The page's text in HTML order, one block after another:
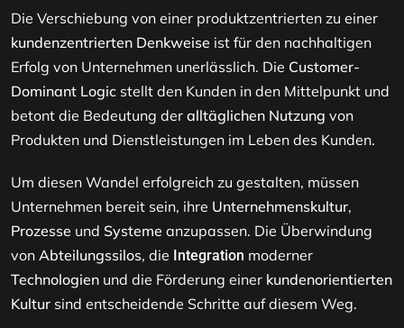
Die Verschiebung von einer produktzentrierten zu einer
kundenzentrierten Denkweise ist für den nachhaltigen
Erfolg von Unternehmen unerlässlich. Die Customer-
Dominant Logic stellt den Kunden in den Mittelpunkt und
betont die Bedeutung der alltäglichen Nutzung von
Produkten und Dienstleistungen im Leben des Kunden.
Um diesen Wandel erfolgreich zu gestalten, müssen
Unternehmen bereit sein, ihre Unternehmenskultur,
Prozesse und Systeme anzupassen. Die Überwindung
von Abteilungssilos, die Integration moderner
Technologien und die Förderung einer kundenorientierten
Kultur sind entscheidende Schritte auf diesem Weg.